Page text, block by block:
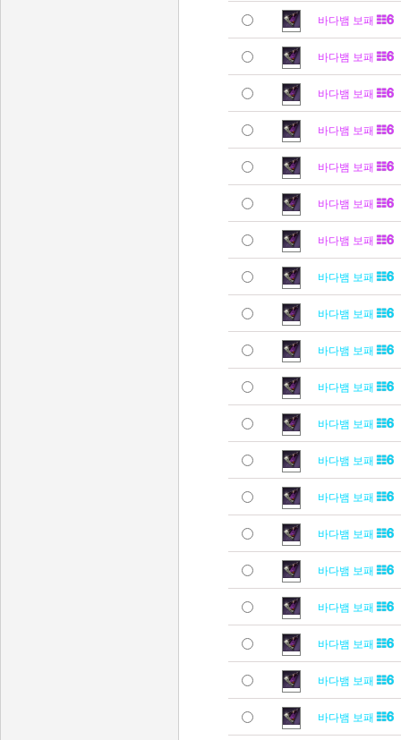
바다뱀 보패
바다뱀 보패
바다뱀 보패
바다뱀 보패
바다뱀 보패
바다뱀 보패
바다뱀 보패
바다뱀 보패
바다뱀 보패
바다뱀 보패
바다뱀 보패
바다뱀 보패
바다뱀 보패
바다뱀 보패
바다뱀 보패
바다뱀 보패
바다뱀 보패
바다뱀 보패
바다뱀 보패
바다뱀 보패